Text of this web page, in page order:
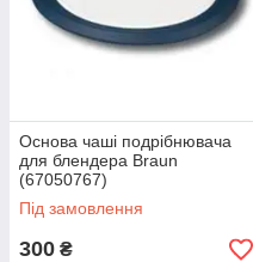
Основа чаші подрібнювача
для блендера Braun
(67050767)
Під замовлення
300 ₴